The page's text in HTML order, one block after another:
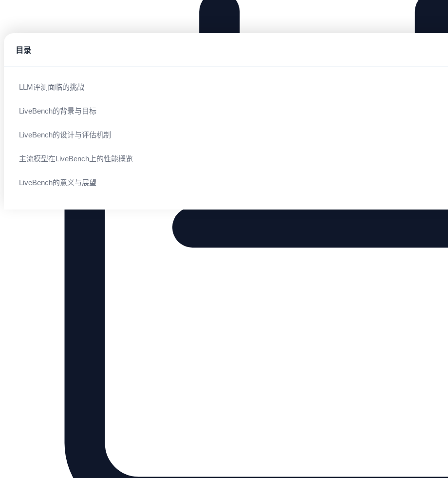
目录
LLM评测面临的挑战
LiveBench的背景与目标
LiveBench的设计与评估机制
主流模型在LiveBench上的性能概览
LiveBench的意义与展望